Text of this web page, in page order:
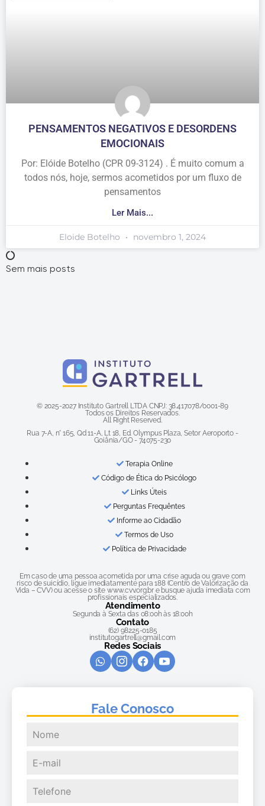
PENSAMENTOS NEGATIVOS E DESORDENS
EMOCIONAIS
Por: Elóide Botelho (CPR 09-3124) . É muito comum a
todos nós, hoje, sermos acometidos por um fluxo de
pensamentos
Ler Mais...
Eloide Botelho novembro 1, 2024
Sem mais posts
© 2025-2027 Instituto Gartrell LTDA CNPJ: 38.417.078/0001-89
Todos os Direitos Reservados.
All Right Reserved.
Rua 7-A, n° 165, Qd 11-A, Lt 18, Ed. Olympus Plaza, Setor Aeroporto -
Goiânia/GO - 74075-230
Terapia Online
Código de Ética do Psicólogo
Links Úteis
Perguntas Frequêntes
Informe ao Cidadão
Termos de Uso
Política de Privacidade
Em caso de uma pessoa acometida por uma crise aguda ou grave com
risco de suicídio, ligue imediatamente para 188 (Centro de Valorização da
Vida – CVV) ou acesse o site www.cvv.org.br e busque ajuda imediata com
profissionais especializados.
Atendimento
Segunda à Sexta das 08:00h às 18:00h
Contato
(62) 98225-0185
institutogartrell@gmail.com
Redes Sociais
Fale Conosco